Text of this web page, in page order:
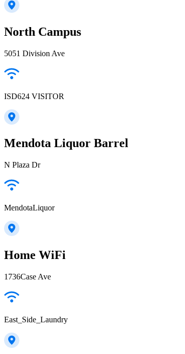
North Campus
5051 Division Ave
ISD624 VISITOR
Mendota Liquor Barrel
N Plaza Dr
MendotaLiquor
Home WiFi
1736Case Ave
East_Side_Laundry